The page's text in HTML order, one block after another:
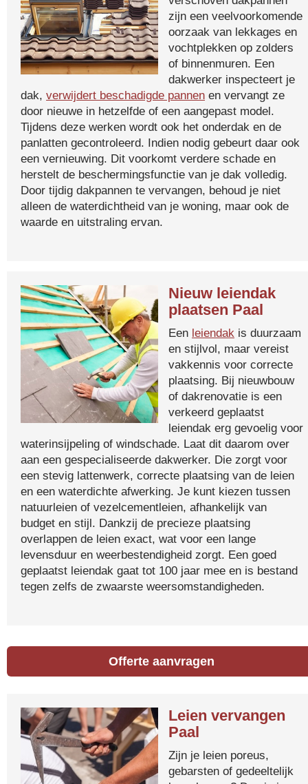
zijn een veelvoorkomende
oorzaak van lekkages en
vochtplekken op zolders
of binnenmuren. Een
dakwerker inspecteert je
dak, verwijdert beschadigde pannen en vervangt ze
door nieuwe in hetzelfde of een aangepast model.
Tijdens deze werken wordt ook het onderdak en de
panlatten gecontroleerd. Indien nodig gebeurt daar ook
een vernieuwing. Dit voorkomt verdere schade en
herstelt de beschermingsfunctie van je dak volledig.
Door tijdig dakpannen te vervangen, behoud je niet
alleen de waterdichtheid van je woning, maar ook de
waarde en uitstraling ervan.
Nieuw leiendak
plaatsen Paal
Een leiendak is duurzaam
en stijlvol, maar vereist
vakkennis voor correcte
plaatsing. Bij nieuwbouw
of dakrenovatie is een
verkeerd geplaatst
leiendak erg gevoelig voor
waterinsijpeling of windschade. Laat dit daarom over
aan een gespecialiseerde dakwerker. Die zorgt voor
een stevig lattenwerk, correcte plaatsing van de leien
en een waterdichte afwerking. Je kunt kiezen tussen
natuurleien of vezelcementleien, afhankelijk van
budget en stijl. Dankzij de precieze plaatsing
overlappen de leien exact, wat voor een lange
levensduur en weerbestendigheid zorgt. Een goed
geplaatst leiendak gaat tot 100 jaar mee en is bestand
tegen zelfs de zwaarste weersomstandigheden.
Offerte aanvragen
Leien vervangen
Paal
Zijn je leien poreus,
gebarsten of gedeeltelijk